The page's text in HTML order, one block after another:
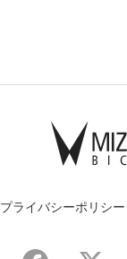
プライバシーポリシー